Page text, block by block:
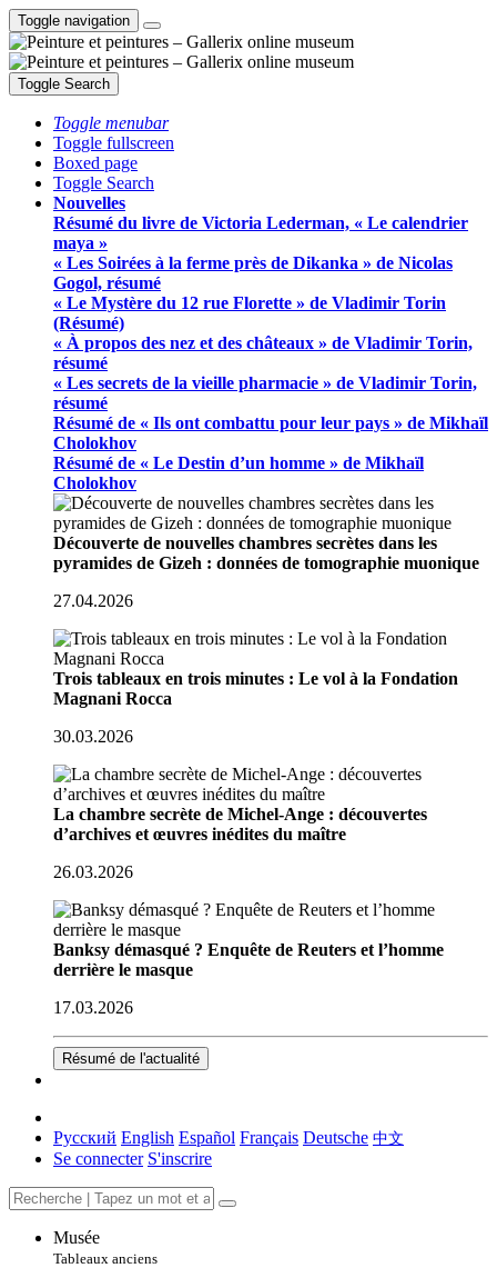
Toggle navigation
Toggle Search
Toggle menubar
Toggle fullscreen
Boxed page
Toggle Search
Nouvelles
Résumé du livre de Victoria Lederman, « Le calendrier
maya »
« Les Soirées à la ferme près de Dikanka » de Nicolas
Gogol, résumé
« Le Mystère du 12 rue Florette » de Vladimir Torin
(Résumé)
« À propos des nez et des châteaux » de Vladimir Torin,
résumé
« Les secrets de la vieille pharmacie » de Vladimir Torin,
résumé
Résumé de « Ils ont combattu pour leur pays » de Mikhaïl
Cholokhov
Résumé de « Le Destin d’un homme » de Mikhaïl
Cholokhov
Découverte de nouvelles chambres secrètes dans les
pyramides de Gizeh : données de tomographie muonique
27.04.2026
Trois tableaux en trois minutes : Le vol à la Fondation
Magnani Rocca
30.03.2026
La chambre secrète de Michel-Ange : découvertes
d’archives et œuvres inédites du maître
26.03.2026
Banksy démasqué ? Enquête de Reuters et l’homme
derrière le masque
17.03.2026
Résumé de l'actualité
Русский English Español Français Deutsche 中文
Se connecter S'inscrire
Musée
Tableaux anciens